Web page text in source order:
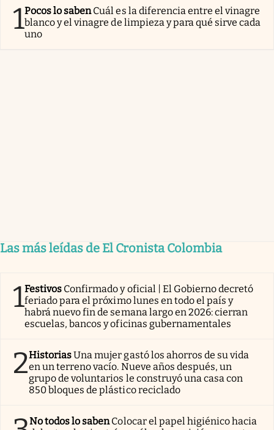
1Pocos lo sabenCuál es la diferencia entre el vinagre
blanco y el vinagre de limpieza y para qué sirve cada
uno
Las más leídas de El Cronista Colombia
1Festivos Confirmado y oficial | El Gobierno decretó
feriado para el próximo lunes en todo el país y
habrá nuevo fin de semana largo en 2026: cierran
escuelas, bancos y oficinas gubernamentales
2HistoriasUna mujer gastó los ahorros de su vida
en un terreno vacío. Nueve años después, un
grupo de voluntarios le construyó una casa con
850 bloques de plástico reciclado
No todos lo sabenColocar el papel higiénico hacia